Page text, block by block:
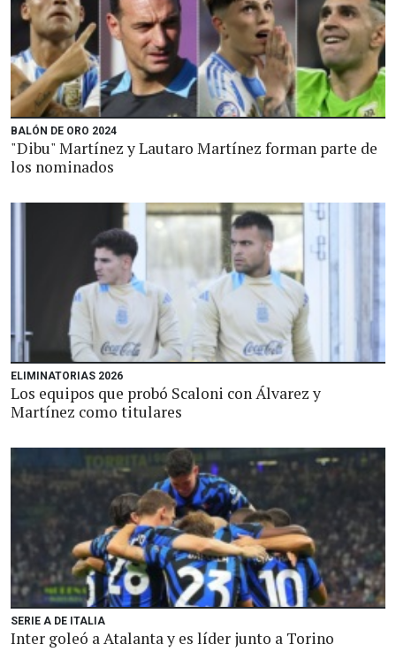
BALÓN DE ORO 2024
"Dibu" Martínez y Lautaro Martínez forman parte de
los nominados
ELIMINATORIAS 2026
Los equipos que probó Scaloni con Álvarez y
Martínez como titulares
SERIE A DE ITALIA
Inter goleó a Atalanta y es líder junto a Torino